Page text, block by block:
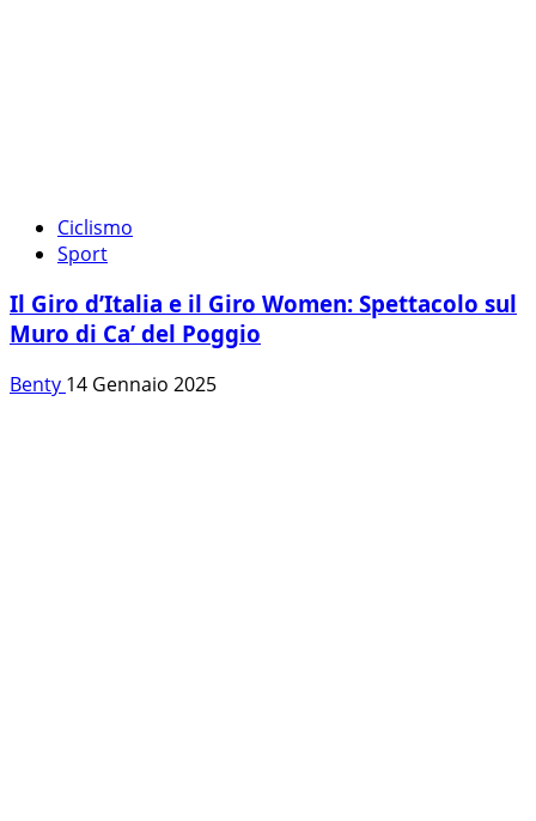
Ciclismo
Sport
Il Giro d’Italia e il Giro Women: Spettacolo sul
Muro di Ca’ del Poggio
Benty 14 Gennaio 2025